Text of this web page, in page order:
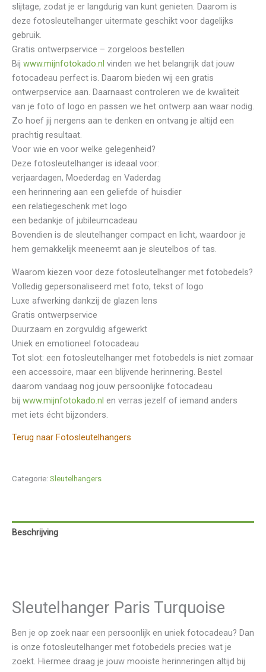
slijtage, zodat je er langdurig van kunt genieten. Daarom is
deze fotosleutelhanger uitermate geschikt voor dagelijks
gebruik.
Gratis ontwerpservice – zorgeloos bestellen
Bij www.mijnfotokado.nl vinden we het belangrijk dat jouw
fotocadeau perfect is. Daarom bieden wij een gratis
ontwerpservice aan. Daarnaast controleren we de kwaliteit
van je foto of logo en passen we het ontwerp aan waar nodig.
Zo hoef jij nergens aan te denken en ontvang je altijd een
prachtig resultaat.
Voor wie en voor welke gelegenheid?
Deze fotosleutelhanger is ideaal voor:
verjaardagen, Moederdag en Vaderdag
een herinnering aan een geliefde of huisdier
een relatiegeschenk met logo
een bedankje of jubileumcadeau
Bovendien is de sleutelhanger compact en licht, waardoor je
hem gemakkelijk meeneemt aan je sleutelbos of tas.
Waarom kiezen voor deze fotosleutelhanger met fotobedels?
Volledig gepersonaliseerd met foto, tekst of logo
Luxe afwerking dankzij de glazen lens
Gratis ontwerpservice
Duurzaam en zorgvuldig afgewerkt
Uniek en emotioneel fotocadeau
Tot slot: een fotosleutelhanger met fotobedels is niet zomaar
een accessoire, maar een blijvende herinnering. Bestel
daarom vandaag nog jouw persoonlijke fotocadeau
bij www.mijnfotokado.nl en verras jezelf of iemand anders
met iets écht bijzonders.
Terug naar Fotosleutelhangers
Categorie: Sleutelhangers
Beschrijving
Sleutelhanger Paris Turquoise
Ben je op zoek naar een persoonlijk en uniek fotocadeau? Dan
is onze fotosleutelhanger met fotobedels precies wat je
zoekt. Hiermee draag je jouw mooiste herinneringen altijd bij